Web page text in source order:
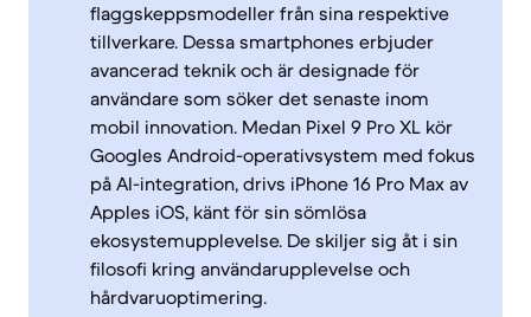
flaggskeppsmodeller från sina respektive
tillverkare. Dessa smartphones erbjuder
avancerad teknik och är designade för
användare som söker det senaste inom
mobil innovation. Medan Pixel 9 Pro XL kör
Googles Android-operativsystem med fokus
på AI-integration, drivs iPhone 16 Pro Max av
Apples iOS, känt för sin sömlösa
ekosystemupplevelse. De skiljer sig åt i sin
filosofi kring användarupplevelse och
hårdvaruoptimering.